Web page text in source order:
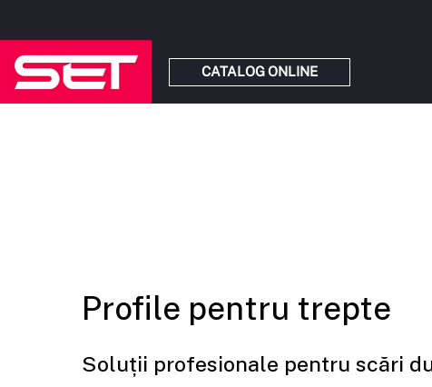
CATALOG ONLINE
Profile pentru trepte
Soluții profesionale pentru scări